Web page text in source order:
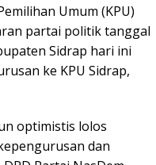
Umum (KPU)
partai politik tanggal
Sidrap hari ini
ke KPU Sidrap,
optimistis lolos
dan